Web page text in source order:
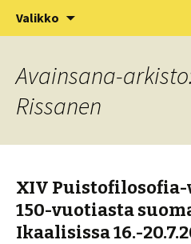
Puistofilosofia
XV Puistofilosofia-viikko
15.-19.7.2025
Valikko
Avainsana-
Rissanen
XIV
150-vuotiasta
Ikaalisissa 16.-